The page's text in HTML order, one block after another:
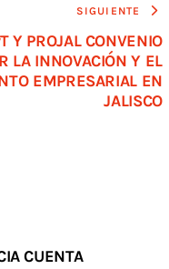
SIGUIENTE
Y PROJAL CONVENIO
LA INNOVACIÓN Y EL
EMPRESARIAL EN
JALISCO
CUENTA